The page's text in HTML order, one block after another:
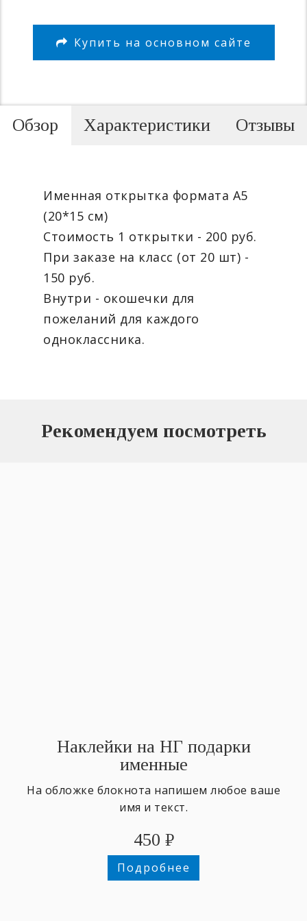
Купить на основном сайте
Обзор
Именная открытка формата А5
(20*15 см)
Стоимость 1 открытки - 200 руб.
При заказе на класс (от 20 шт) -
150 руб.
Внутри - окошечки для
пожеланий для каждого
одноклассника.
Характеристики Отзывы
Рекомендуем посмотреть
Наклейки на НГ подарки
именные
На обложке блокнота напишем любое ваше
имя и текст.
450 ₽
Подробнее